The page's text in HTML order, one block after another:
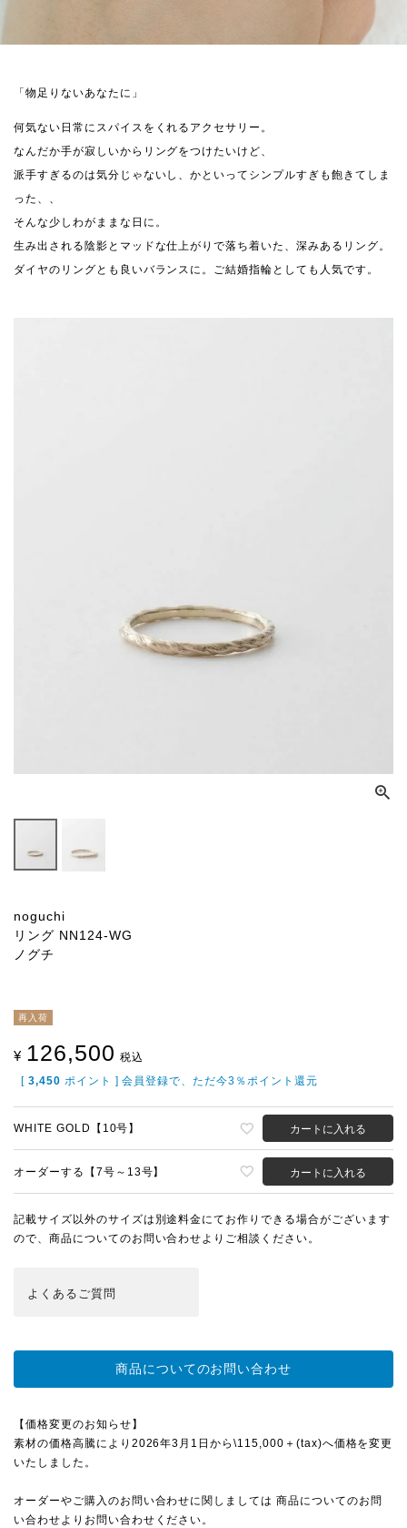
「物足りないあなたに」
何気ない日常にスパイスをくれるアクセサリー。
なんだか手が寂しいからリングをつけたいけど、
派手すぎるのは気分じゃないし、かといってシンプルすぎも飽きてしま
った、、
そんな少しわがままな日に。
生み出される陰影とマッドな仕上がりで落ち着いた、深みあるリング。
ダイヤのリングとも良いバランスに。ご結婚指輪としても人気です。
noguchi
リング NN124-WG
ノグチ
再入荷
¥ 126,500 税込
[ 3,450 ポイント ] 会員登録で、ただ今3％ポイント還元
WHITE GOLD【10号】 カートに入れる
オーダーする【7号～13号】 カートに入れる
記載サイズ以外のサイズは別途料金にてお作りできる場合がございます
ので、 商品についてのお問い合わせよりご相談ください。
よくある ご質問
商品についてのお問い合わせ
【価格変更のお知らせ】
素材の価格高騰により2026年3月1日から\115,000＋(tax)へ価格を変更
いたしました。
オーダーやご購入のお問い合わせに関しましては 商品についてのお問
い合わせよりお問い合わせください。